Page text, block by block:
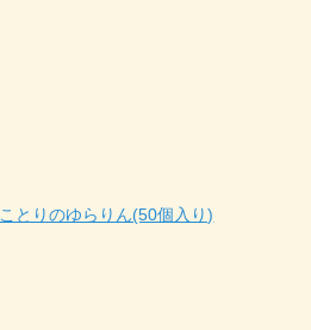
ことりのゆらりん(50個入り)